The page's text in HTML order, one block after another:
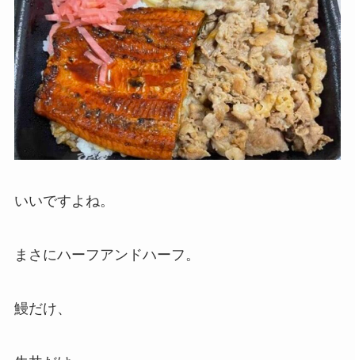
いいですよね。
まさにハーフアンドハーフ。
鰻だけ、